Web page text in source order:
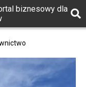
biznesowy dla